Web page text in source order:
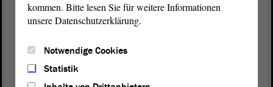
meine sehr geehrten Damen und Herren.
kommen. Bitte lesen Sie für weitere Informationen
unsere Datenschutzerklärung.
Notwendige Cookies
Statistik